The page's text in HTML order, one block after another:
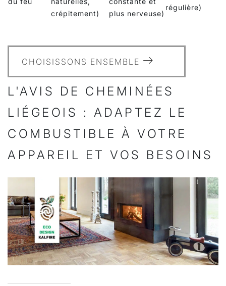
crépitement)
plus nerveuse)
régulière)
CHOISISSONS ENSEMBLE
L'AVIS DE CHEMINÉES
LIÉGEOIS : ADAPTEZ LE
COMBUSTIBLE À VOTRE
APPAREIL ET VOS BESOINS